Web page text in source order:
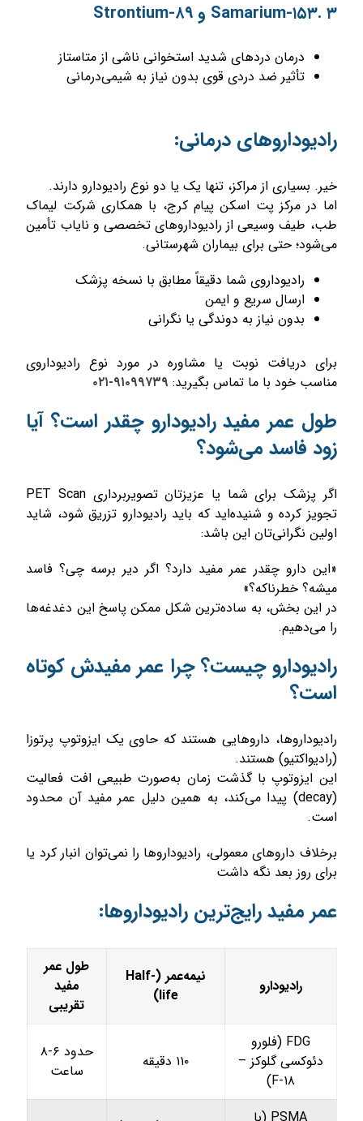
۳ .Samarium-۱۵۳ و Strontium-۸۹
درمان دردهای شدید استخوانی ناشی از متاستاز
تأثیر ضد دردی قوی بدون نیاز به شیمی‌درمانی
رادیوداروهای درمانی:
خیر. بسیاری از مراکز، تنها یک یا دو نوع رادیودارو دارند.
اما در مرکز پت اسکن پیام کرج، با همکاری شرکت لیماک
طب، طیف وسیعی از رادیوداروهای تخصصی و نایاب تأمین
می‌شود؛ حتی برای بیماران شهرستانی.
رادیوداروی شما دقیقاً مطابق با نسخه پزشک
ارسال سریع و ایمن
بدون نیاز به دوندگی یا نگرانی
برای دریافت نوبت یا مشاوره در مورد نوع رادیوداروی
مناسب خود با ما تماس بگیرید:۹۱۰۹۹۷۳۹-۰۲۱
طول عمر مفید رادیودارو چقدر است؟ آیا
زود فاسد می‌شود؟
اگر پزشک برای شما یا عزیزتان تصویربرداری PET Scan
تجویز کرده و شنیده‌اید که باید رادیودارو تزریق شود، شاید
اولین نگرانی‌تان این باشد:
«این دارو چقدر عمر مفید دارد؟ اگر دیر برسه چی؟ فاسد
میشه؟ خطرناکه؟»
در این بخش، به ساده‌ترین شکل ممکن پاسخ این دغدغه‌ها
را می‌دهیم.
رادیودارو چیست؟ چرا عمر مفیدش کوتاه
است؟
رادیوداروها، داروهایی هستند که حاوی یک ایزوتوپ پرتوزا
(رادیواکتیو) هستند.
این ایزوتوپ با گذشت زمان به‌صورت طبیعی افت فعالیت
(decay) پیدا می‌کند، به همین دلیل عمر مفید آن محدود
است.
برخلاف داروهای معمولی، رادیوداروها را نمی‌توان انبار کرد یا
برای روز بعد نگه داشت
عمر مفید رایج‌ترین رادیوداروها:
رادیودارو
نیمه‌عمر (Half-
life)
طول عمر
مفید
تقریبی
FDG (فلورو
دئوکسی گلوکز –
F-۱۸)
۱۱۰ دقیقه
حدود ۶-۸
ساعت